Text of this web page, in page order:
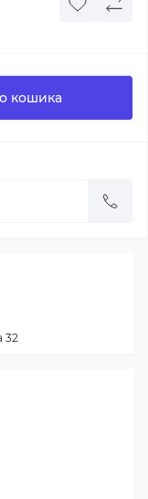
кошика
32